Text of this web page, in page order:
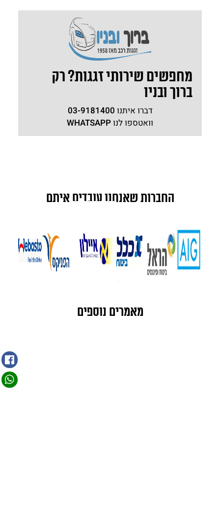
מחפשים שירותי זגגות? רק
ברוך ובניו
דברו איתנו 03-9181400
וואטספו לנוWHATSAPP
החברות שאנחנו עובדים איתם
מאמרים נוספים